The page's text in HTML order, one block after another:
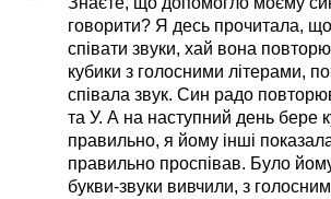
говорити? Я десь прочитала,
співати звуки, хай вона
кубики з голосними літерами,
співала звук. Син радо
та У. А на наступний день бере
правильно, я йому інші показала,
правильно проспівав. Було
букви-звуки вивчили, з